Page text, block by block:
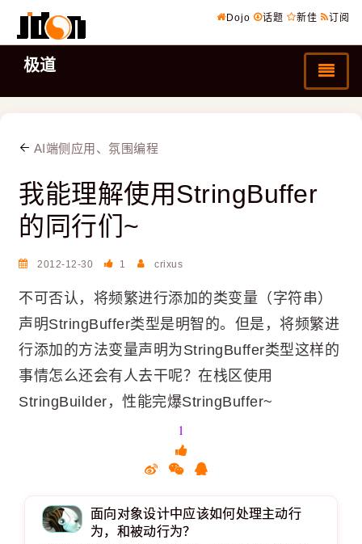
Dojo 话题 新佳 订阅
极道
AI端侧应用、氛围编程
我能理解使用StringBuffer
的同行们~
2012-12-30 1 crixus
不可否认，将频繁进行添加的类变量（字符串）
声明StringBuffer类型是明智的。但是，将频繁进
行添加的方法变量声明为StringBuffer类型这样的
事情怎么还会有人去干呢？在栈区使用
StringBuilder，性能完爆StringBuffer~
1
面向对象设计中应该如何处理主动行
为，和被动行为？